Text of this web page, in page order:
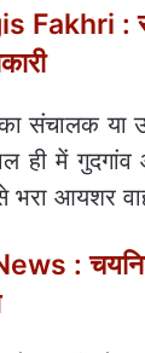
Fakhri :
संचालक या
ही में
भरा आयशर
: